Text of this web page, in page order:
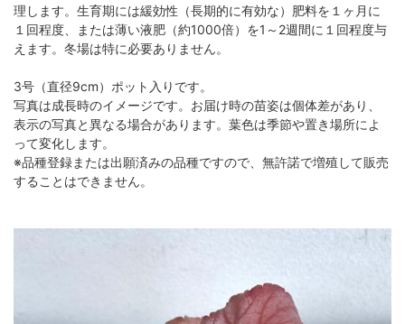
理します。生育期には緩効性（長期的に有効な）肥料を１ヶ月に
１回程度、または薄い液肥（約1000倍）を1～2週間に１回程度与
えます。冬場は特に必要ありません。
3号（直径9cm）ポット入りです。
写真は成長時のイメージです。お届け時の苗姿は個体差があり、
表示の写真と異なる場合があります。葉色は季節や置き場所によ
って変化します。
※品種登録または出願済みの品種ですので、無許諾で増殖して販売
することはできません。